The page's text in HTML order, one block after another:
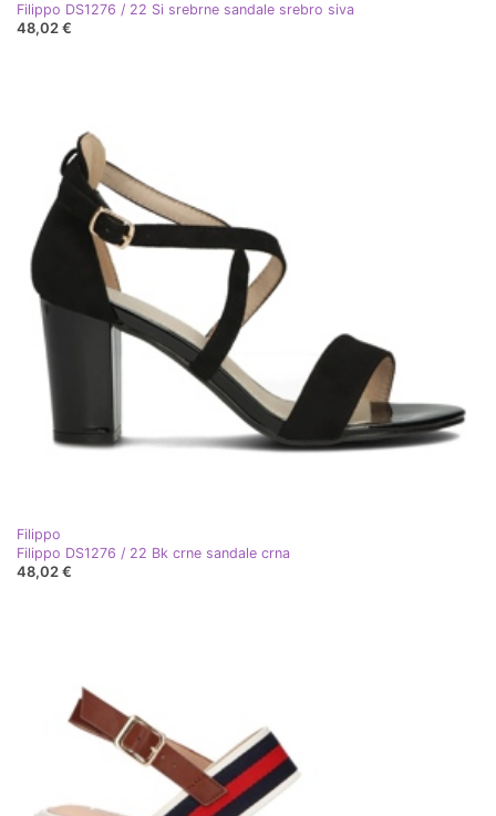
Filippo DS1276 / 22 Si srebrne sandale srebro siva
48,02 €
Filippo
Filippo DS1276 / 22 Bk crne sandale crna
48,02 €